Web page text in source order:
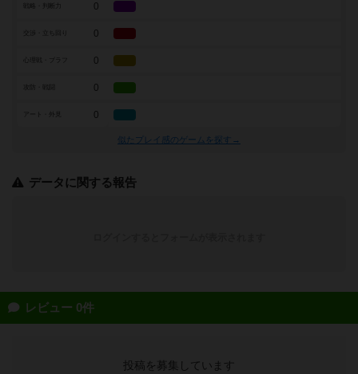
戦略・判断力 0
0
0
0
アート・外見 0
似たプレイ感のゲームを探す→
データに関する報告
レビュー 0件
投稿を募集しています